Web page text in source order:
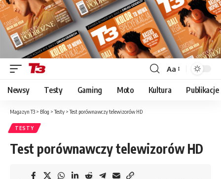
Font
Resizer
Aa
Newsy Testy Gaming Moto Kultura Publikacje
Magazyn T3 > Blog >Testy >Test porównawczy telewizorów HD
TESTY
Test porównawczy telewizorów HD